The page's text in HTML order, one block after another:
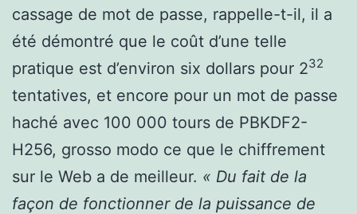
cassage de mot de passe, rappelle-t-il, il a
été démontré que le coût d’une telle
pratique est d’environ six dollars pour 232
tentatives, et encore pour un mot de passe
haché avec 100 000 tours de PBKDF2-
H256, grosso modo ce que le chiffrement
sur le Web a de meilleur. « Du fait de la
façon de fonctionner de la puissance de